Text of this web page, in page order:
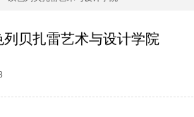
列贝扎雷艺术与设计学院